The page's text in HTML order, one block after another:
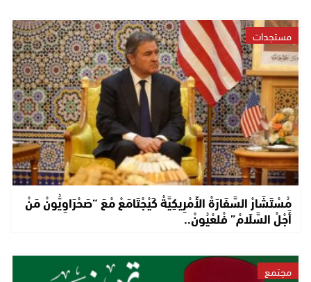
مستجدات
مُسْتَشَارْ السَّفَارَةْ الأَمْرِيكِيَّةْ كَيْجْتَامَعْ مْعَ “صَحْرَاوِيُّونْ مَنْ
أَجْلْ السَّلَامْ” فْلعْيُونْ..
مجتمع